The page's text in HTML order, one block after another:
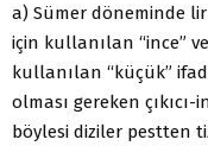
a) Sümer döneminde
için kullanılan “ince”
kullanılan “küçük”
olması gereken
böylesi diziler pestten